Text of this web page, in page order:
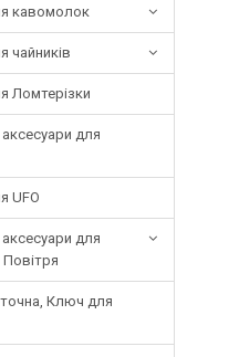
кавомолок
чайників
Ломтерізки
для
UFO
для
Ключ для